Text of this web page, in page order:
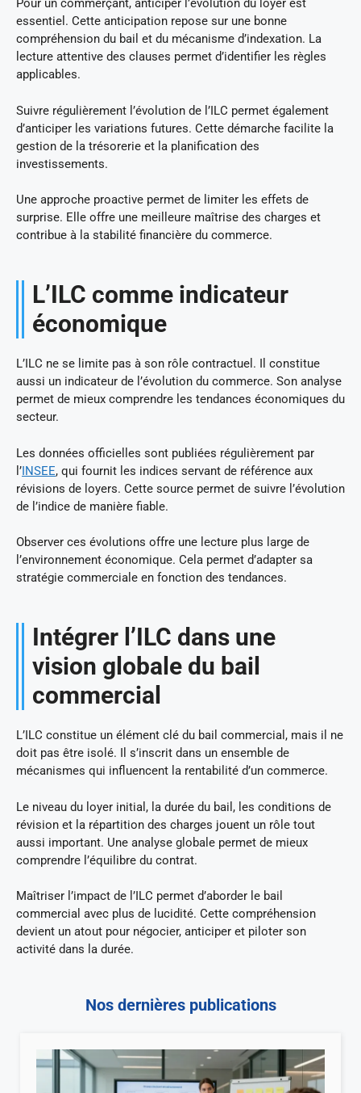
Pour un commerçant, anticiper l’évolution du loyer est
essentiel. Cette anticipation repose sur une bonne
compréhension du bail et du mécanisme d’indexation. La
lecture attentive des clauses permet d’identifier les règles
applicables.
Suivre régulièrement l’évolution de l’ILC permet également
d’anticiper les variations futures. Cette démarche facilite la
gestion de la trésorerie et la planification des
investissements.
Une approche proactive permet de limiter les effets de
surprise. Elle offre une meilleure maîtrise des charges et
contribue à la stabilité financière du commerce.
L’ILC comme indicateur
économique
L’ILC ne se limite pas à son rôle contractuel. Il constitue
aussi un indicateur de l’évolution du commerce. Son analyse
permet de mieux comprendre les tendances économiques du
secteur.
Les données officielles sont publiées régulièrement par
l’INSEE, qui fournit les indices servant de référence aux
révisions de loyers. Cette source permet de suivre l’évolution
de l’indice de manière fiable.
Observer ces évolutions offre une lecture plus large de
l’environnement économique. Cela permet d’adapter sa
stratégie commerciale en fonction des tendances.
Intégrer l’ILC dans une
vision globale du bail
commercial
L’ILC constitue un élément clé du bail commercial, mais il ne
doit pas être isolé. Il s’inscrit dans un ensemble de
mécanismes qui influencent la rentabilité d’un commerce.
Le niveau du loyer initial, la durée du bail, les conditions de
révision et la répartition des charges jouent un rôle tout
aussi important. Une analyse globale permet de mieux
comprendre l’équilibre du contrat.
Maîtriser l’impact de l’ILC permet d’aborder le bail
commercial avec plus de lucidité. Cette compréhension
devient un atout pour négocier, anticiper et piloter son
activité dans la durée.
Nos dernières publications